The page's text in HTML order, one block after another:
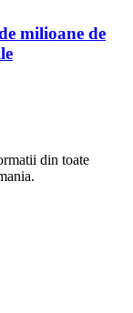
milioane de
din toate